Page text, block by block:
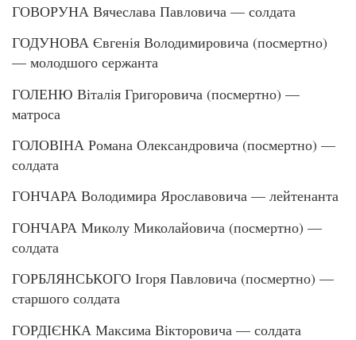
ГОВОРУНА Вячеслава Павловича — солдата
ГОДУНОВА Євгенія Володимировича (посмертно)
— молодшого сержанта
ГОЛЕНЮ Віталія Григоровича (посмертно) —
матроса
ГОЛОВІНА Романа Олександровича (посмертно) —
солдата
ГОНЧАРА Володимира Ярославовича — лейтенанта
ГОНЧАРА Миколу Миколайовича (посмертно) —
солдата
ГОРБЛЯНСЬКОГО Ігоря Павловича (посмертно) —
старшого солдата
ГОРДІЄНКА Максима Вікторовича — солдата